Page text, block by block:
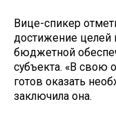
Вице-спикер
достижение целей
бюджетной
субъекта. «В свою
готов оказать
заключила она.